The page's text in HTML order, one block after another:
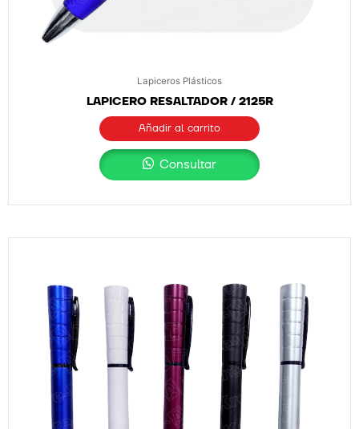
Lapiceros Plásticos
LAPICERO RESALTADOR / 2125R
Añadir al carrito
Consultar